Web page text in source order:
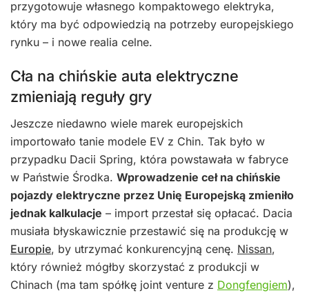
przygotowuje własnego kompaktowego elektryka,
który ma być odpowiedzią na potrzeby europejskiego
rynku – i nowe realia celne.
Cła na chińskie auta elektryczne
zmieniają reguły gry
Jeszcze niedawno wiele marek europejskich
importowało tanie modele EV z Chin. Tak było w
przypadku Dacii Spring, która powstawała w fabryce
w Państwie Środka. Wprowadzenie ceł na chińskie
pojazdy elektryczne przez Unię Europejską zmieniło
jednak kalkulacje – import przestał się opłacać. Dacia
musiała błyskawicznie przestawić się na produkcję w
Europie, by utrzymać konkurencyjną cenę. Nissan,
który również mógłby skorzystać z produkcji w
Chinach (ma tam spółkę joint venture z Dongfengiem),